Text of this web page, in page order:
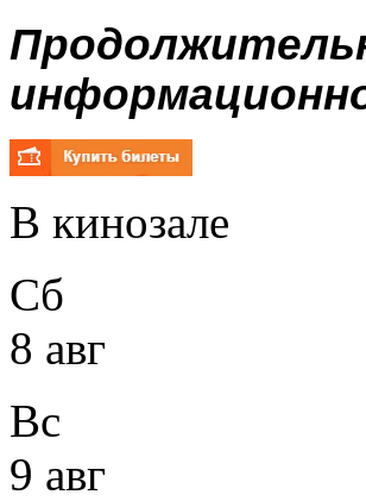
В кинозале
Сб
8 авг
Вс
9 авг